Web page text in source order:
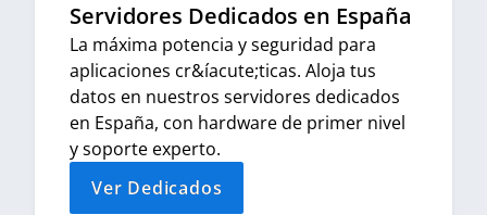
Servidores Dedicados en España
La máxima potencia y seguridad para
aplicaciones cr&íacute;ticas. Aloja tus
datos en nuestros servidores dedicados
en España, con hardware de primer nivel
y soporte experto.
Ver Dedicados